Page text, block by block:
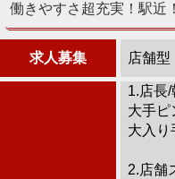
働きやすさ超充実！駅近
求人募集 店舗型
1.店長
大手ピ
大入り
2.店舗